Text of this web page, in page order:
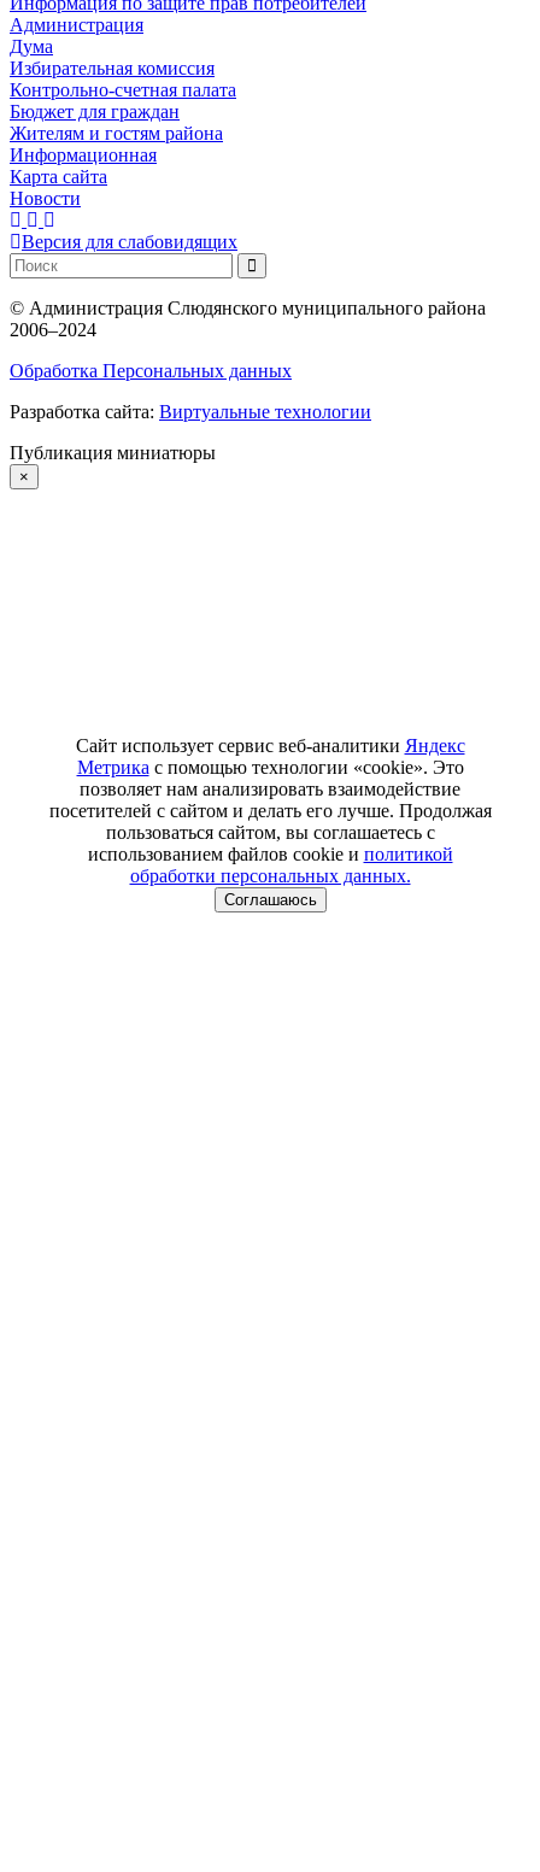
Администрация
Дума
Избирательная комиссия
Контрольно-счетная палата
Бюджет для граждан
Жителям и гостям района
Информационная
Карта сайта
Новости
Версия для слабовидящих
© Администрация Слюдянского муниципального района
2006–2024
Обработка Персональных данных
Разработка сайта: Виртуальные технологии
Публикация миниатюры
×
Сайт использует сервис веб-аналитики Яндекс
Метрика с помощью технологии «cookie». Это
позволяет нам анализировать взаимодействие
посетителей с сайтом и делать его лучше. Продолжая
пользоваться сайтом, вы соглашаетесь с
использованием файлов cookie и политикой
обработки персональных данных.
Соглашаюсь